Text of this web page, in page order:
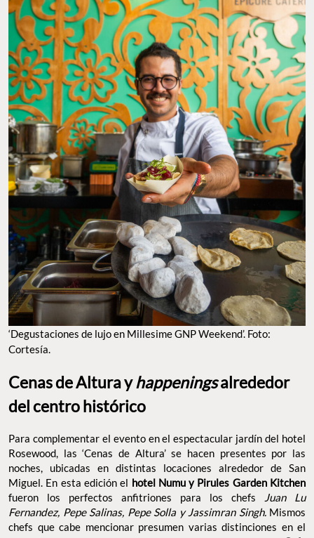
‘Degustaciones de lujo en Millesime GNP Weekend’. Foto:
Cortesía.
Cenas de Altura yhappeningsalrededor
del centro histórico
Para complementar el evento en el espectacular jardín del hotel
Rosewood, las ‘Cenas de Altura’ se hacen presentes por las
noches, ubicadas en distintas locaciones alrededor de San
Miguel. En esta edición el hotel Numu y Pirules Garden Kitchen
fueron los perfectos anfitriones para los chefs Juan Lu
Fernandez, Pepe Salinas, Pepe Solla y Jassimran Singh.Mismos
chefs que cabe mencionar presumen varias distinciones en el